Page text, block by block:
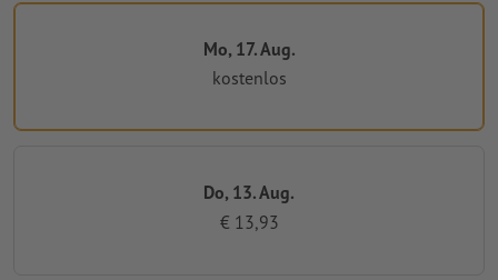
Mo, 17. Aug.
kostenlos
Do, 13. Aug.
€ 13,93